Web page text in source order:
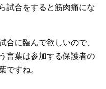
試合をすると筋肉痛にな
合に臨んで欲しいので、
言葉は参加する保護者の
ですね。